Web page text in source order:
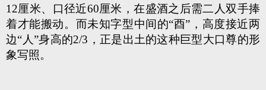
12厘米、口径近60厘米，在盛酒之后需二人双手捧
着才能搬动。而未知字型中间的“酉”，高度接近两
边“人”身高的2/3，正是出土的这种巨型大口尊的形
象写照。